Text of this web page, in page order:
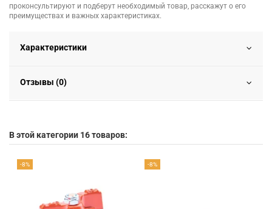
проконсультируют и подберут необходимый товар, расскажут о его
преимуществах и важных характеристиках.
Характеристики
Отзывы (0)
В этой категории 16 товаров:
-8% -8%